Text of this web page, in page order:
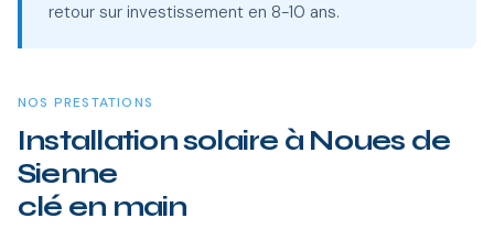
retour sur investissement en 8-10 ans.
NOS PRESTATIONS
Installation solaire à Noues de
Sienne
clé en main